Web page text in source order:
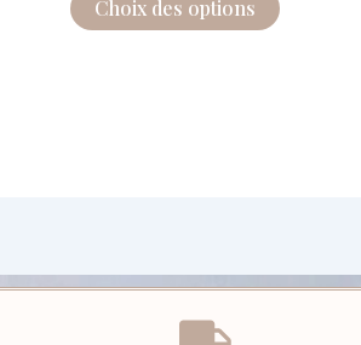
Choix des options